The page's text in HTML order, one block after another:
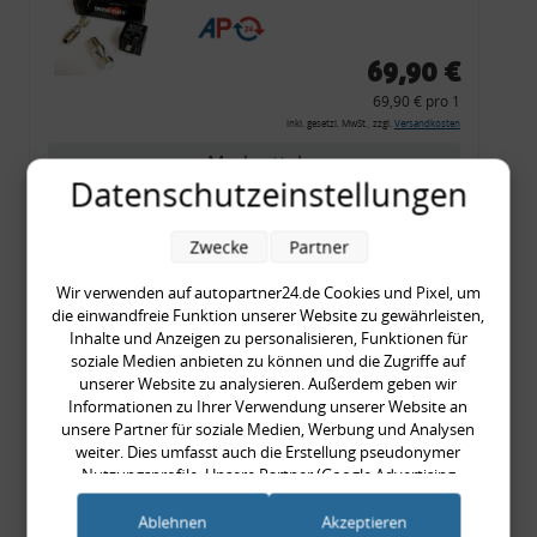
CF 14
69,90 €
69,90 € pro 1
inkl. gesetzl. MwSt., zzgl. Versandkosten
Merkzettel
Zum Artikel
Rückleuchtenband mit
Blinker, rot, US-Ecken,
Audi 80 Cabrio, Typ 89,
OE-Nr.: 8G0945225 +
8G0945225C
999,99 €
999,99 € pro 1
Datenschutzeinstellungen
Wir verwenden auf autopartner24.de Cookies und Pixel, um
die einwandfreie Funktion unserer Website zu gewährleisten,
Inhalte und Anzeigen zu personalisieren, Funktionen für
soziale Medien anbieten zu können und die Zugriffe auf
unserer Website zu analysieren. Außerdem geben wir
Informationen zu Ihrer Verwendung unserer Website an
unsere Partner für soziale Medien, Werbung und Analysen
weiter. Dies umfasst auch die Erstellung pseudonymer
Nutzungsprofile. Unsere Partner (Google Advertising
Products) führen diese Informationen möglicherweise mit
weiteren Daten zusammen, die Sie ihnen bereitgestellt haben
Zwecke Partner
Ablehnen Akzeptieren